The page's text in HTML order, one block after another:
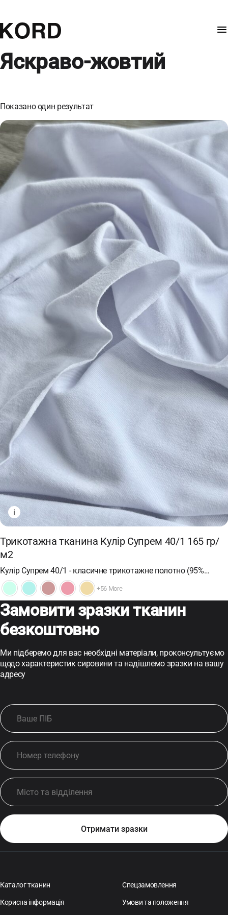
Яскраво-жовтий
Показано один результат
i
Трикотажна тканина Кулір Супрем 40/1 165 гр/
м2
Кулір Супрем 40/1 - класичне трикотажне полотно (95%…
+56 More
Замовити зразки тканин
безкоштовно
Ми підберемо для вас необхідні матеріали, проконсультуємо
щодо характеристик сировини та надішлемо зразки на вашу
адресу
Каталог тканин Спецзамовлення
Корисна інформація Умови та положення